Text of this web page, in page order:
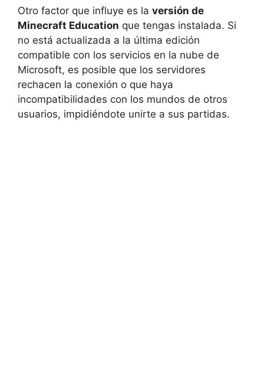
Otro factor que influye es la versión de
Minecraft Education que tengas instalada. Si
no está actualizada a la última edición
compatible con los servicios en la nube de
Microsoft, es posible que los servidores
rechacen la conexión o que haya
incompatibilidades con los mundos de otros
usuarios, impidiéndote unirte a sus partidas.